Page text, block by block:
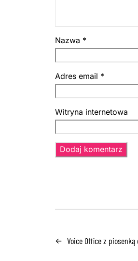
Nazwa *
Adres email *
Witryna internetowa
← Voice Office z piosenką